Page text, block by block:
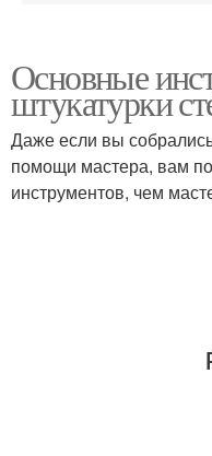
Кельма для
Основные
штукатурки
Даже если вы
помощи мастера, вам
инструментов, чем